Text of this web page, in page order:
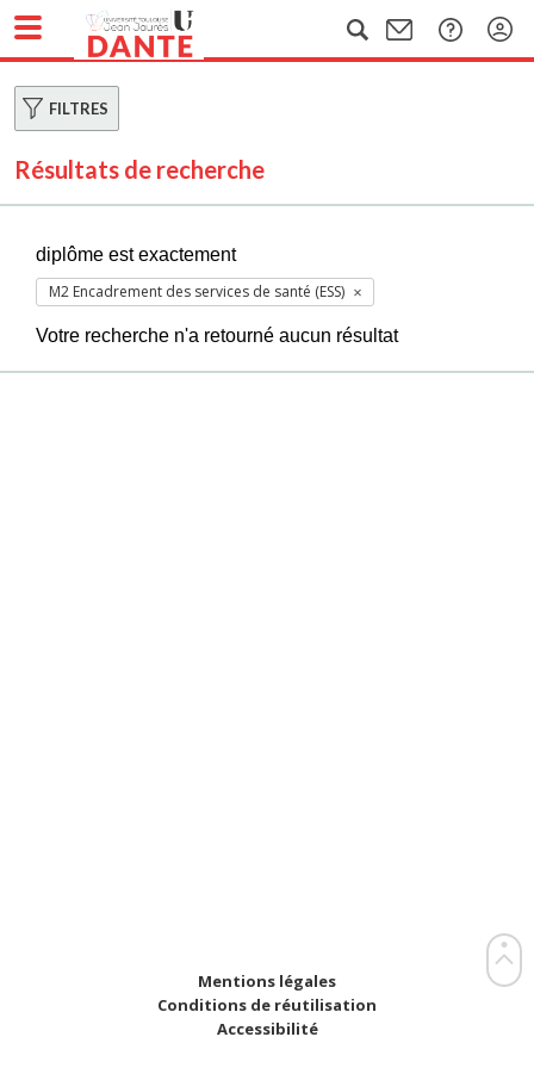
FILTRES
Résultats de recherche
diplôme est exactement
M2 Encadrement des services de santé (ESS)
Votre recherche n'a retourné aucun résultat
Mentions légales
Conditions de réutilisation
Accessibilité